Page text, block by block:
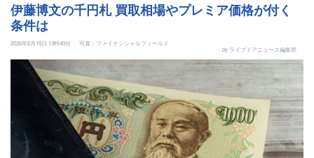
伊藤博文の千円札 買取相場やプレミア価格が付く
条件は
2026年6月15日 13時40分
写真：ファイナンシャルフィールド
by ライブドアニュース編集部